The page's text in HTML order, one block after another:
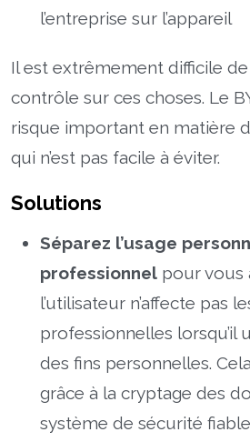
l’entreprise sur l’appareil
Il est extrêmement difficile
contrôle sur ces choses. Le
risque important en matière
qui n’est pas facile à éviter.
Solutions
Séparez l’usage
professionnel pour vous
l’utilisateur n’affecte pas
professionnelles lorsqu’il
des fins personnelles.
grâce à la cryptage des
système de sécurité